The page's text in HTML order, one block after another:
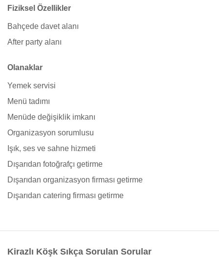
Fiziksel Özellikler
Bahçede davet alanı
After party alanı
Olanaklar
Yemek servisi
Menü tadımı
Menüde değişiklik imkanı
Organizasyon sorumlusu
Işık, ses ve sahne hizmeti
Dışarıdan fotoğrafçı getirme
Dışarıdan organizasyon firması getirme
Dışarıdan catering firması getirme
Kirazlı Köşk Sıkça Sorulan Sorular